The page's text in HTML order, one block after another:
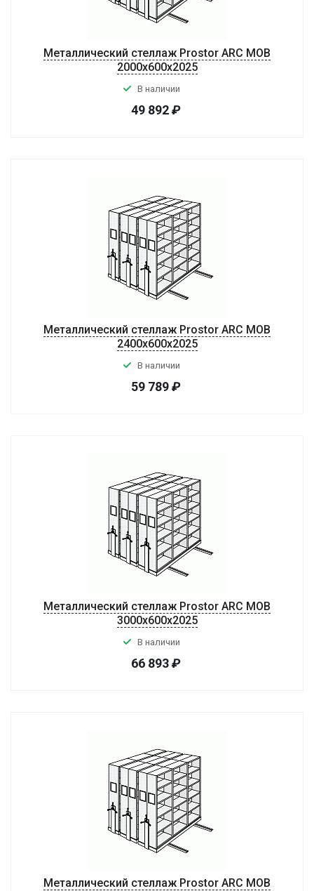
Металлический стеллаж Prostor ARC MOB
2000x600x2025
В наличии
49 892₽
Металлический стеллаж Prostor ARC MOB
2400x600x2025
В наличии
59 789₽
Металлический стеллаж Prostor ARC MOB
3000x600x2025
В наличии
66 893₽
Металлический стеллаж Prostor ARC MOB